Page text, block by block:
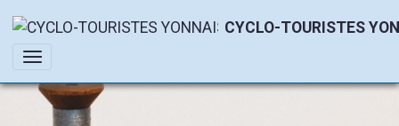
CYCLO-TOURISTES